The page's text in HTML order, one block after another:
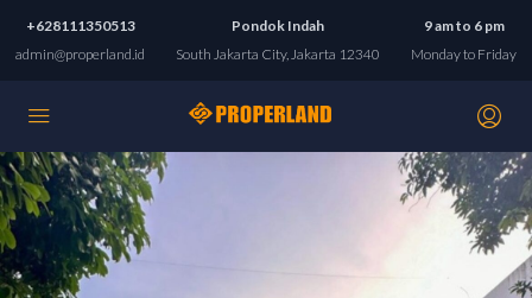
+628111350513
admin@properland.id
Pondok Indah
South Jakarta City, Jakarta 12340
9 am to 6 pm
Monday to Friday